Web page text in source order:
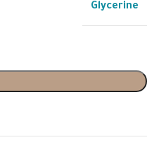
Glycerine